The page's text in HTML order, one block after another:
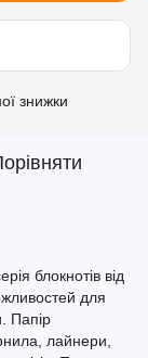
знижки
блокнотів від
для
Папір
лайнери,